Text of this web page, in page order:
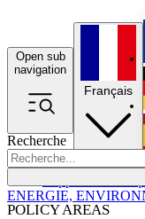
Open sub
navigation
Recherche
POLICY AREAS
Français
ENERGIE,